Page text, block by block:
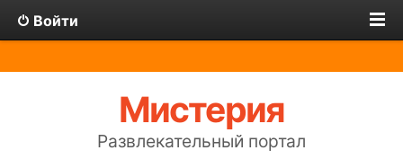
Войти
Мистерия
Развлекательный портал